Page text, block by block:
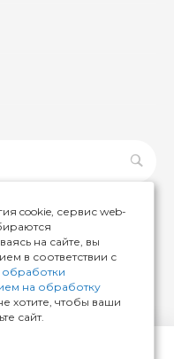
защищены
cookie, сервис web-
на сайте, вы
в соответствии с
на обработку
хотите, чтобы ваши
сайт.